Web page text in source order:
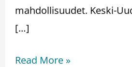
mahdollisuudet. Keski-
[…]
Read More »